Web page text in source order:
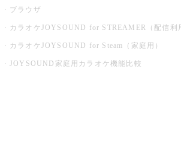
ブラウザ
カラオケJOYSOUND for STREAMER（配信利
カラオケJOYSOUND for Steam（家庭用）
JOYSOUND家庭用カラオケ機能比較